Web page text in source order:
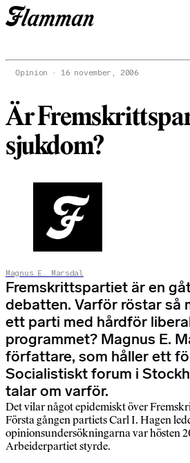
Opinion 16 november, 2006
Är
sjukdom?
Magnus E. Marsdal
Fremskrittspartiet är en
debatten. Varför röstar så
ett parti med hårdför
programmet? Magnus E.
författare, som håller ett
Socialistiskt forum i
talar om varför.
Det vilar något epidemiskt över
Första gången partiets Carl I. Hagen
opinionsundersökningarna var hösten
Arbeiderpartiet styrde.